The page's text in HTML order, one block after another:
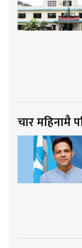
चार महिनामै